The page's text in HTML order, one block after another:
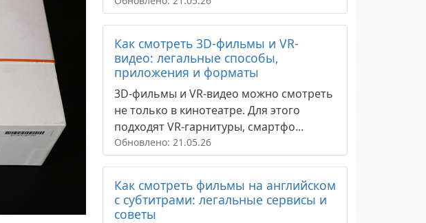
Как смотреть 3D-фильмы и VR-
видео: легальные способы,
приложения и форматы
3D-фильмы и VR-видео можно смотреть
не только в кинотеатре. Для этого
подходят VR-гарнитуры, смартфо...
Обновлено: 21.05.26
Как смотреть фильмы на английском
с субтитрами: легальные сервисы и
советы